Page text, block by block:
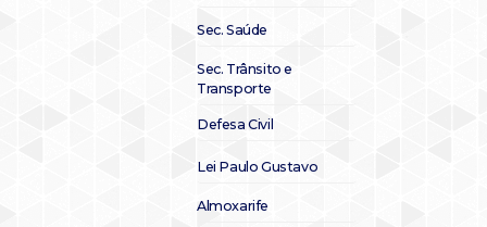
Sec. Saúde
Sec. Trânsito e
Transporte
Defesa Civil
Lei Paulo Gustavo
Almoxarife